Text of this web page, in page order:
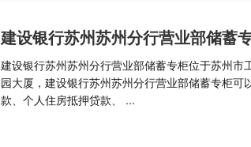
建设银行苏州苏州分行营业部储蓄
建设银行苏州苏州分行营业部储蓄专柜位于苏州市
园大厦，建设银行苏州苏州分行营业部储蓄专柜可
款、个人住房抵押贷款、 ...